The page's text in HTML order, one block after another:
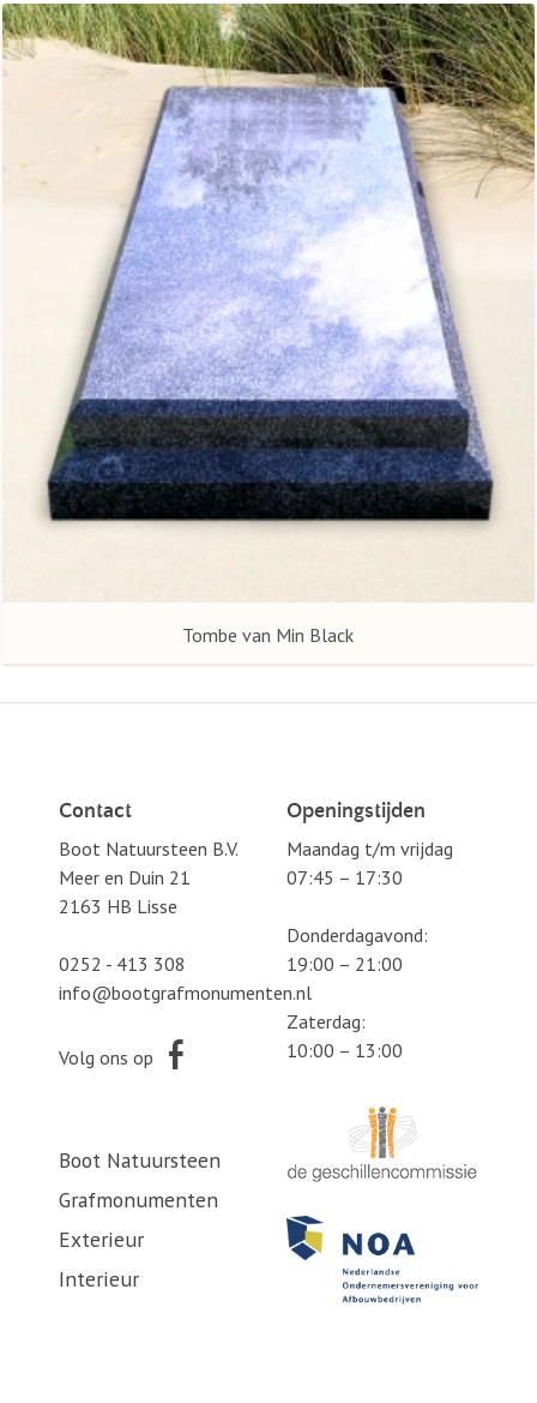
Tombe van Min Black
Contact
Boot Natuursteen B.V.
Meer en Duin 21
2163 HB Lisse
0252 - 413 308
info@bootgrafmonumenten.nl
Volg ons op
Openingstijden
Maandag t/m vrijdag
07:45 – 17:30
Donderdagavond:
19:00 – 21:00
Zaterdag:
10:00 – 13:00
Boot Natuursteen
Grafmonumenten
Exterieur
Interieur